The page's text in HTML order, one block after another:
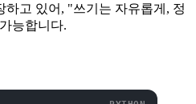
하고 있어, "쓰기는 자유롭게, 정
능합니다.